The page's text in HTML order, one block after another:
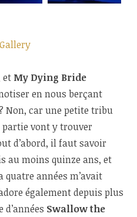
et My Dying Bride
en nous berçant
Non, car une petite tribu
partie vont y trouver
d’abord, il faut savoir
au moins quinze ans, et
années m’avait
également depuis plus
Swallow the